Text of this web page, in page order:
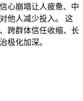
心崩塌让人疲惫、中
他人减少投入。 这
跨群体信任收缩、长
极化加深。